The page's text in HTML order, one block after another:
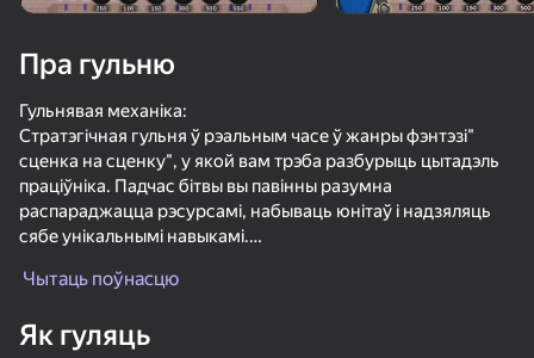
Крейзи Стив.io
Funny Shooter 2
Пра гульню
Гульнявая механіка:
Стратэгічная гульня ў рэальным часе ў жанры фэнтэзі"
сценка на сценку", у якой вам трэба разбурыць цытадэль
праціўніка. Падчас бітвы вы павінны разумна
распараджацца рэсурсамі, набываць юнітаў і надзяляць
сябе унікальнымі навыкамі.
Рэжымы гульні:
знаходзіцеся ў роўных умовах. Чым больш эфектыўна ваш
Чытаць поўнасцю
Як гуляць